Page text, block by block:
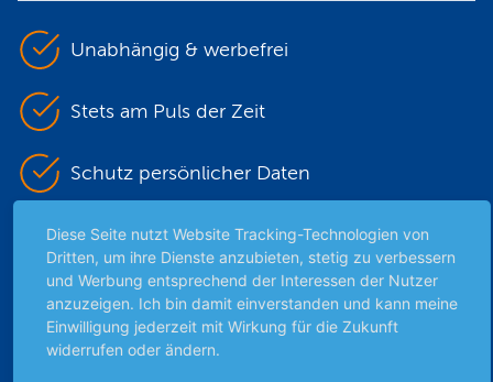
Unabhängig & werbefrei
Stets am Puls der Zeit
Schutz persönlicher Daten
Sicher mit SSL-Verschlüsselung
Highlights
Diese Seite nutzt Website Tracking-Technologien von
Dritten, um ihre Dienste anzubieten, stetig zu verbessern
und Werbung entsprechend der Interessen der Nutzer
anzuzeigen. Ich bin damit einverstanden und kann meine
Einwilligung jederzeit mit Wirkung für die Zukunft
widerrufen oder ändern.